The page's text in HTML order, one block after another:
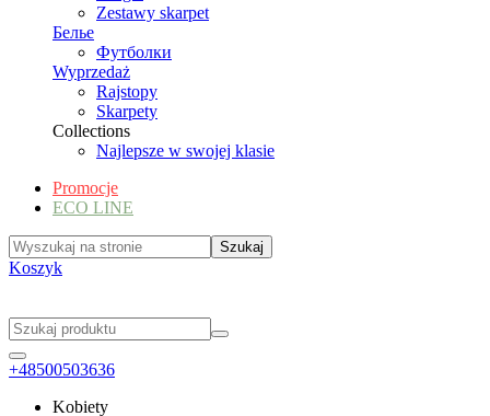
Zestawy skarpet
Белье
Футболки
Wyprzedaż
Rajstopy
Skarpety
Collections
Najlepsze w swojej klasie
Promocje
ECO LINE
Koszyk
+48500503636
Kobiety